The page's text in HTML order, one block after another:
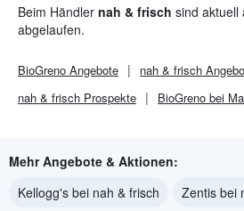
Beim Händler nah & frisch sind aktuell
abgelaufen.
BioGreno Angebote nah & frisch
nah & frisch Prospekte BioGreno bei
Mehr Angebote & Aktionen:
Kellogg's bei nah & frisch
Zentis bei